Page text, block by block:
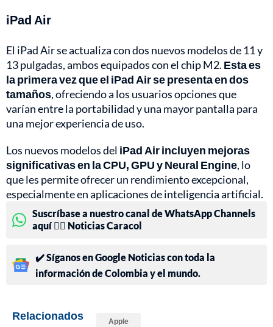
iPad Air
El iPad Air se actualiza con dos nuevos modelos de 11 y
13 pulgadas, ambos equipados con el chip M2. Esta es
la primera vez que el iPad Air se presenta en dos
tamaños, ofreciendo a los usuarios opciones que
varían entre la portabilidad y una mayor pantalla para
una mejor experiencia de uso.
Los nuevos modelos del iPad Air incluyen mejoras
significativas en la CPU, GPU y Neural Engine, lo
que les permite ofrecer un rendimiento excepcional,
especialmente en aplicaciones de inteligencia artificial.
Suscríbase a nuestro canal de WhatsApp Channels
aquí 👉🏻 Noticias Caracol
✔️ Síganos en Google Noticias con toda la
información de Colombia y el mundo.
Relacionados Apple